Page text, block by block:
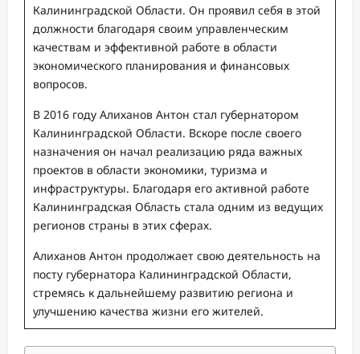
Калининградской Области. Он проявил себя в этой
должности благодаря своим управленческим
качествам и эффективной работе в области
экономического планирования и финансовых
вопросов.
В 2016 году Алиханов Антон стал губернатором
Калининградской Области. Вскоре после своего
назначения он начал реализацию ряда важных
проектов в области экономики, туризма и
инфраструктуры. Благодаря его активной работе
Калининградская Область стала одним из ведущих
регионов страны в этих сферах.
Алиханов Антон продолжает свою деятельность на
посту губернатора Калининградской Области,
стремясь к дальнейшему развитию региона и
улучшению качества жизни его жителей.